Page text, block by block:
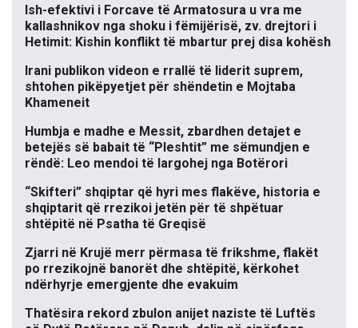
Ish-efektivi i Forcave të Armatosura u vra me
kallashnikov nga shoku i fëmijërisë, zv. drejtori i
Hetimit: Kishin konflikt të mbartur prej disa kohësh
Irani publikon videon e rrallë të liderit suprem,
shtohen pikëpyetjet për shëndetin e Mojtaba
Khameneit
Humbja e madhe e Messit, zbardhen detajet e
betejës së babait të “Pleshtit” me sëmundjen e
rëndë: Leo mendoi të largohej nga Botërori
“Skifteri” shqiptar që hyri mes flakëve, historia e
shqiptarit që rrezikoi jetën për të shpëtuar
shtëpitë në Psatha të Greqisë
Zjarri në Krujë merr përmasa të frikshme, flakët
po rrezikojnë banorët dhe shtëpitë, kërkohet
ndërhyrje emergjente dhe evakuim
Thatësira rekord zbulon anijet naziste të Luftës